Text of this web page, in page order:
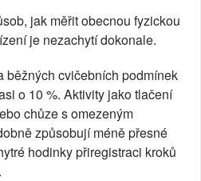
jak měřit obecnou fyzickou
je nezachytí dokonale.
běžných cvičebních podmínek
o 10 %. Aktivity jako tlačení
chůze s omezeným
způsobují méně přesné
hodinky přiregistraci kroků